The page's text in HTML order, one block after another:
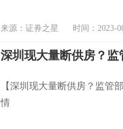
来源：证券之星 时间：2023-
【深圳现大量断供房？监管
情